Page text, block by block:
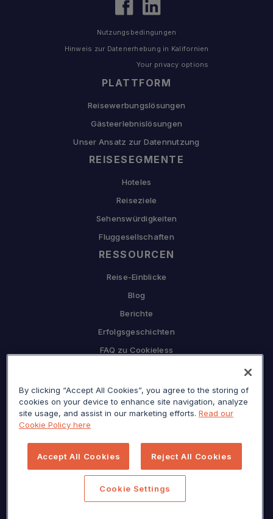
PLATTFORM
Reisewerbungslösungen
Gästeerlebnislösungen
Unser Ansatz zur Datennutzung
REISESEGMENTE
Hoteles
Reiseziele
Sehenswürdigkeiten
Fluggesellschaften
RESSOURCEN
Reise-Einblicke
Blog
Berichte
Erfolgsgeschichten
FAQ zu Cookieless
Warum Sojern
Presse
Datenschutzzentrum
Nutzungsbedingungen
Hinweis zur Datenerhebung in Kalifornien
Your privacy options
By clicking “Accept All Cookies”, you agree to the storing of
cookies on your device to enhance site navigation, analyze
site usage, and assist in our marketing efforts. Read our
Cookie Policy here
Accept All Cookies Reject All Cookies
Cookie Settings